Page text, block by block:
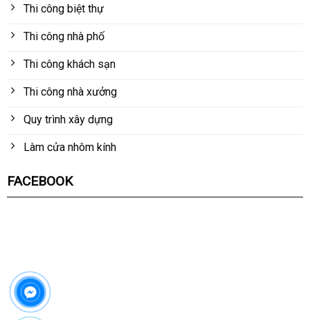
Thi công biệt thự
Thi công nhà phố
Thi công khách sạn
Thi công nhà xưởng
Quy trình xây dựng
Làm cửa nhôm kính
FACEBOOK